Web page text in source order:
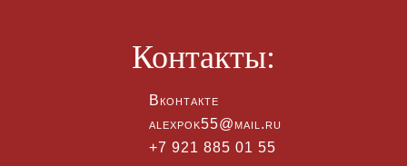
Контакты:
Вконтакте
alexpok55@mail.ru
+7 921 885 01 55